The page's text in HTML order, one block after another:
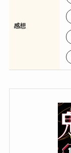
感想